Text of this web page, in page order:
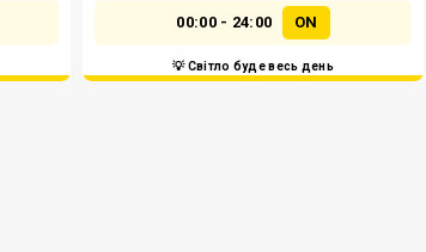
00:00 - 24:00 ON
💡 Світло буде весь день